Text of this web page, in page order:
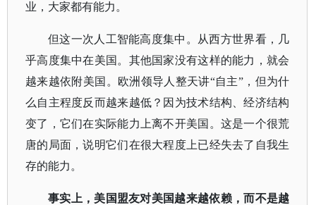
业，大家都有能力。
但这一次人工智能高度集中。从西方世界看，几
乎高度集中在美国。其他国家没有这样的能力，就会
越来越依附美国。欧洲领导人整天讲“自主”，但为什
么自主程度反而越来越低？因为技术结构、经济结构
变了，它们在实际能力上离不开美国。这是一个很荒
唐的局面，说明它们在很大程度上已经失去了自我生
存的能力。
事实上，美国盟友对美国越来越依赖，而不是越